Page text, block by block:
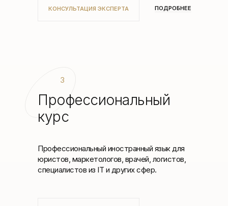
КОНСУЛЬТАЦИЯ ЭКСПЕРТА ПОДРОБНЕЕ
Профессиональный
курс
Профессиональный иностранный язык для
юристов, маркетологов, врачей, логистов,
специалистов из IT и других сфер.
3